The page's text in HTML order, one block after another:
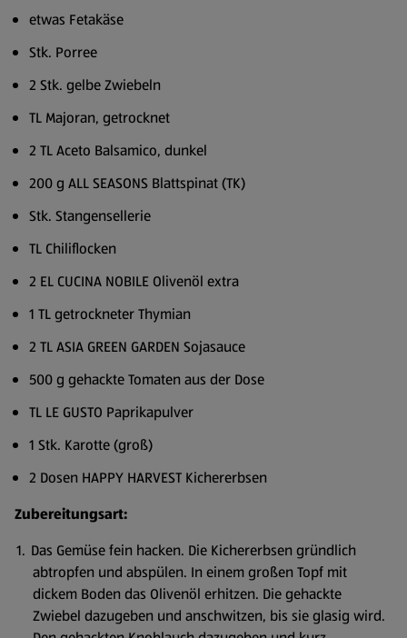
etwas Fetakäse
Stk. Porree
2 Stk. gelbe Zwiebeln
TL Majoran, getrocknet
2 TL Aceto Balsamico, dunkel
200 g ALL SEASONS Blattspinat (TK)
Stk. Stangensellerie
TL Chiliflocken
2 EL CUCINA NOBILE Olivenöl extra
1 TL getrockneter Thymian
2 TL ASIA GREEN GARDEN Sojasauce
500 g gehackte Tomaten aus der Dose
TL LE GUSTO Paprikapulver
1 Stk. Karotte (groß)
2 Dosen HAPPY HARVEST Kichererbsen
Zubereitungsart:
Das Gemüse fein hacken. Die Kichererbsen gründlich
abtropfen und abspülen. In einem großen Topf mit
dickem Boden das Olivenöl erhitzen. Die gehackte
Zwiebel dazugeben und anschwitzen, bis sie glasig wird.